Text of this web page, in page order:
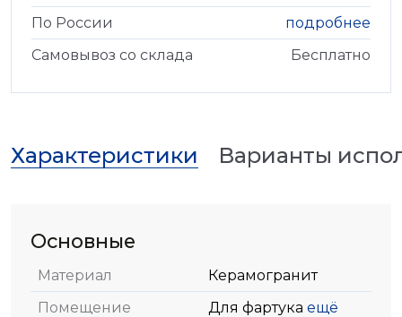
По России
подробнее
Самовывоз со склада
Бесплатно
Характеристики Варианты
Основные
Материал
Керамогранит
Помещение
Для фартука ещё